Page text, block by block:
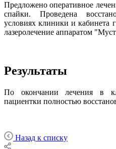
Предложено оперативное
спайки. Проведена
условиях клиники и кабинета
лазеролечение аппаратом
Результаты
По окончании лечения в
пациентки полностью
Назад к списку